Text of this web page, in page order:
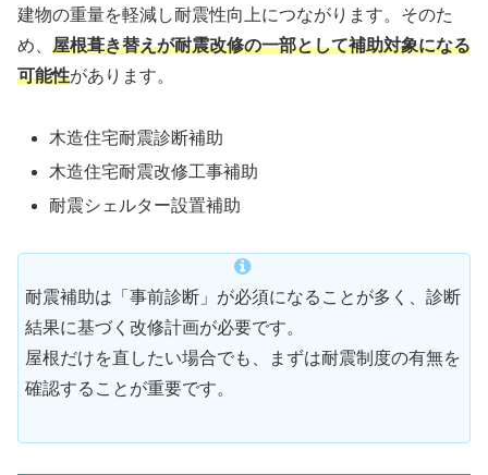
建物の重量を軽減し耐震性向上につながります。そのた
め、 屋根葺き替えが耐震改修の一部として補助対象になる
可能性があります。
木造住宅耐震診断補助
木造住宅耐震改修工事補助
耐震シェルター設置補助
耐震補助は「事前診断」が必須になることが多く、診断
結果に基づく改修計画が必要です。
屋根だけを直したい場合でも、まずは耐震制度の有無を
確認することが重要です。